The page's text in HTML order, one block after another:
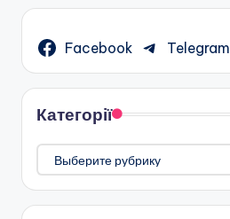
Facebook Telegram
Категорії
Категорії